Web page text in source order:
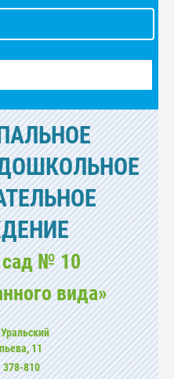
сад № 10
вида»
11
378-810